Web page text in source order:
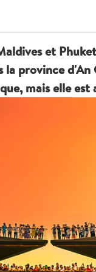
et
la province
mais elle